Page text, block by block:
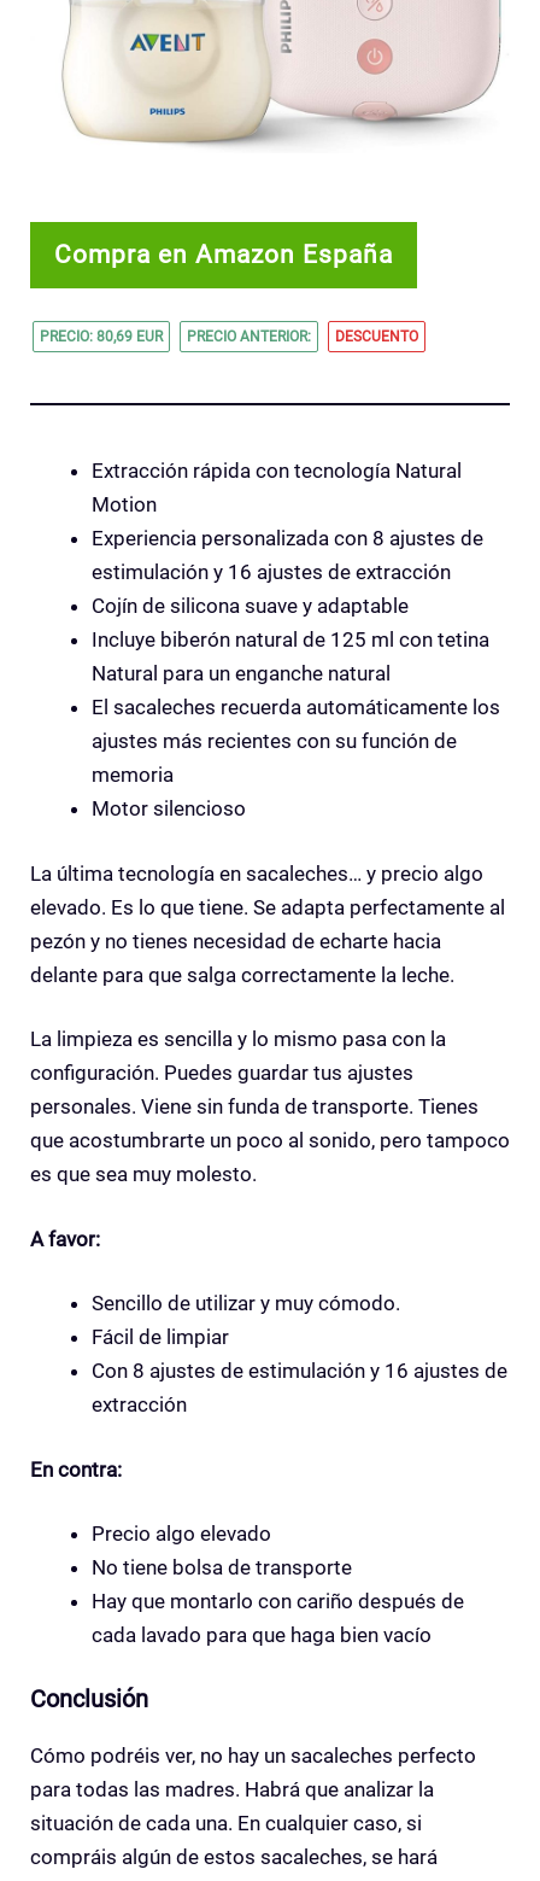
Compra en Amazon España
PRECIO: 80,69 EUR PRECIO ANTERIOR: DESCUENTO
Extracción rápida con tecnología Natural
Motion
Experiencia personalizada con 8 ajustes de
estimulación y 16 ajustes de extracción
Cojín de silicona suave y adaptable
Incluye biberón natural de 125 ml con tetina
Natural para un enganche natural
El sacaleches recuerda automáticamente los
ajustes más recientes con su función de
memoria
Motor silencioso
La última tecnología en sacaleches… y precio algo
elevado. Es lo que tiene. Se adapta perfectamente al
pezón y no tienes necesidad de echarte hacia
delante para que salga correctamente la leche.
La limpieza es sencilla y lo mismo pasa con la
configuración. Puedes guardar tus ajustes
personales. Viene sin funda de transporte. Tienes
que acostumbrarte un poco al sonido, pero tampoco
es que sea muy molesto.
A favor:
Sencillo de utilizar y muy cómodo.
Fácil de limpiar
Con 8 ajustes de estimulación y 16 ajustes de
extracción
En contra:
Precio algo elevado
No tiene bolsa de transporte
Hay que montarlo con cariño después de
cada lavado para que haga bien vacío
Conclusión
Cómo podréis ver, no hay un sacaleches perfecto
para todas las madres. Habrá que analizar la
situación de cada una. En cualquier caso, si
compráis algún de estos sacaleches, se hará